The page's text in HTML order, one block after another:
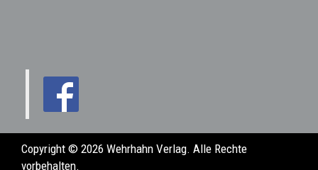
Copyright © 2026 Wehrhahn Verlag. Alle Rechte
vorbehalten.